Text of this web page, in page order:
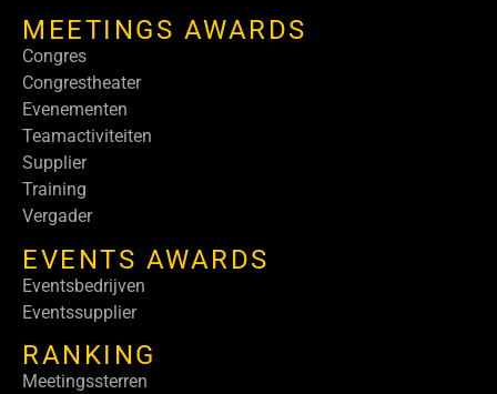
MEETINGS AWARDS
Congres
Congrestheater
Evenementen
Teamactiviteiten
Supplier
Training
Vergader
EVENTS AWARDS
Eventsbedrijven
Eventssupplier
RANKING
Meetingssterren